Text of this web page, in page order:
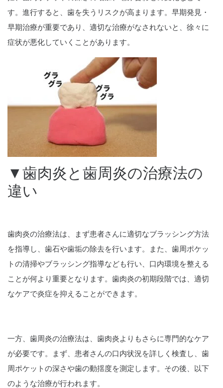
す。進行すると、歯を失うリスクが高まります。早期発見・
早期治療が重要であり、適切な治療がなされないと、徐々に
症状が悪化していくことがあります。
▼歯肉炎と歯周炎の治療法の
違い
歯肉炎の治療法は、まず患者さんに適切なブラッシング方法
を指導し、歯石や歯垢の除去を行います。また、歯周ポケッ
トの清掃やブラッシング指導なども行い、口内環境を整える
ことが何より重要となります。歯肉炎の初期段階では、適切
なケアで炎症を抑えることができます。
一方、歯周炎の治療法は、歯肉炎よりもさらに専門的なケア
が必要です。まず、患者さんの口内状況を詳しく検査し、歯
周ポケットの深さや歯の動揺度を測定します。その後、以下
のような治療が行われます。